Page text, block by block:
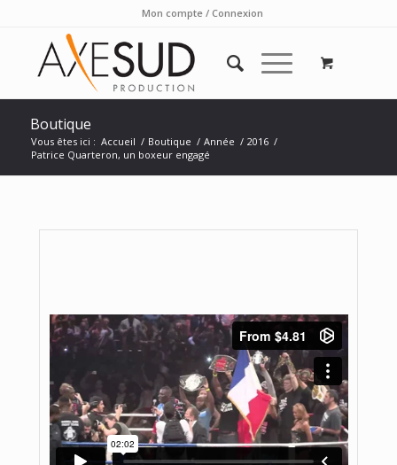
Mon compte / Connexion
Boutique
Vous êtes ici : Accueil / Boutique / Année / 2016 /
Patrice Quarteron, un boxeur engagé